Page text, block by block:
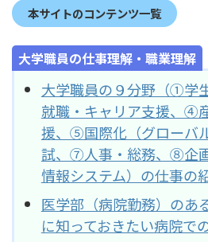
本サイトのコンテンツ一覧
大学職員の仕事理解・職業理解
大学職員の９分野（①
就職・キャリア支援、④
援、⑤国際化（グローバ
試、⑦人事・総務、⑧企
情報システム）の仕事の
医学部（病院勤務）のあ
に知っておきたい病院で